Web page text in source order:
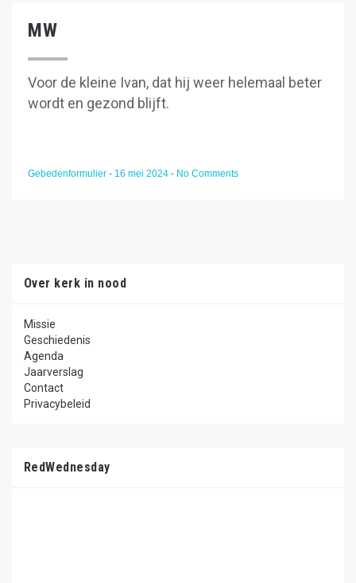
MW
Voor de kleine Ivan, dat hij weer helemaal beter
wordt en gezond blijft.
Gebedenformulier - 16 mei 2024 - No Comments
Over kerk in nood
Missie
Geschiedenis
Agenda
Jaarverslag
Contact
Privacybeleid
RedWednesday